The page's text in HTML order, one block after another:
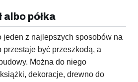
albo półka
jeden z najlepszych sposobów na
przestaje być przeszkodą, a
Można do niego
dekoracje, drewno do